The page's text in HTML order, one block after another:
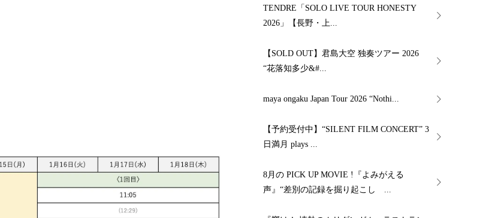
TENDRE「SOLO LIVE TOUR HONESTY
2026」【長野・上...
【SOLD OUT】君島大空 独奏ツアー 2026
“花落知多少&#...
maya ongaku Japan Tour 2026 “Nothi...
【予約受付中】“SILENT FILM CONCERT” 3
日満月 plays ...
8月の PICK UP MOVIE !『よみがえる
声』“差別の記録を掘り起こし ...